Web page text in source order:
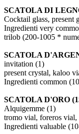
SCATOLA DI
Cocktail glass, present
Ingredienti very
trilob (200-1005 *
SCATOLA
invitation (1)
present crystal, kaloo
Ingredienti common
SCATOLA D'ORO
Alquigemme (1)
tromo vial, foreros
Ingredienti valuable